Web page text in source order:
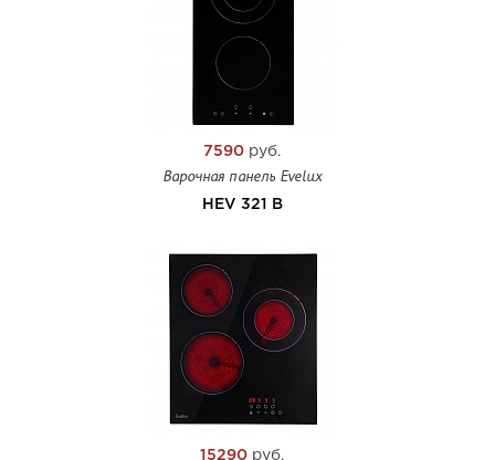
7590 руб.
Варочная панель Evelux
HEV 321 B
15290 руб.